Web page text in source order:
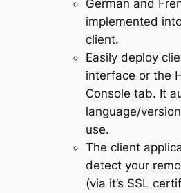
German and
implemented
client.
Easily deploy
interface or the
Console tab. It
language/
use.
The client
detect your
(via it’s SSL